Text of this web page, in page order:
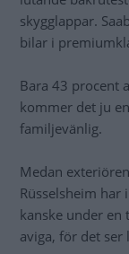
skygglappar.
bilar i
Bara 43 procent
kommer det ju
familjevänlig.
Medan
Rüsselsheim har
kanske under en
aviga, för det